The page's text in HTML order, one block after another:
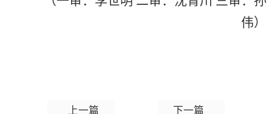
伟）
上一篇 下一篇